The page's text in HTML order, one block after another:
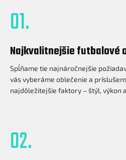
01.
Najkvalitnejšie futbalové
Spĺňame tie najnáročnejšie
vás vyberáme oblečenie a
najdôležitejšie faktory – štýl, výkon
02.